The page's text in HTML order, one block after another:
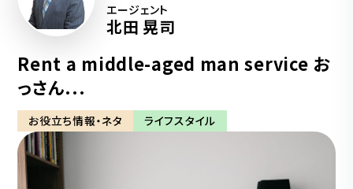
エージェント
北田 晃司
Rent a middle-aged man service お
っさん...
お役立ち情報・ネタ ライフスタイル